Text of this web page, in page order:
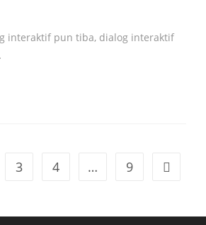
interaktif pun tiba, dialog interaktif
3 4 … 9